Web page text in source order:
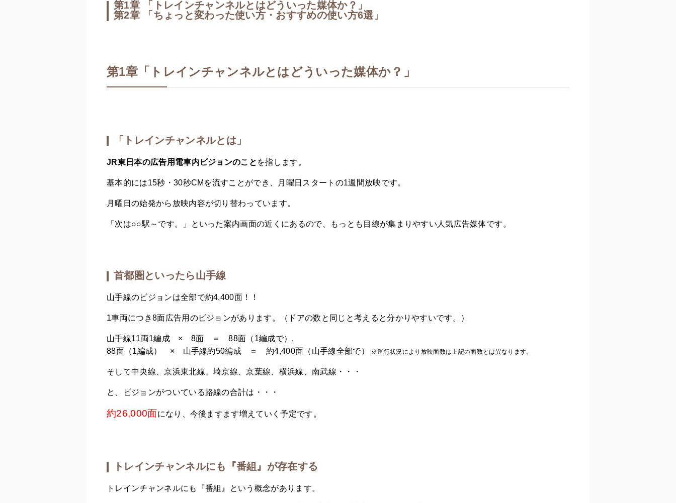
第1章 「トレインチャンネルとはどういった媒体か？」
第2章 「ちょっと変わった使い方・おすすめの使い方6選」
第1章「トレインチャンネルとはどういった媒体か？」
「トレインチャンネルとは」
JR東日本の広告用電車内ビジョンのこと を指します。
基本的には15秒・30秒CMを流すことができ、月曜日スタートの1週間放映です。
月曜日の始発から放映内容が切り替わっています。
「次は○○駅～です。」といった案内画面の近くにあるので、もっとも目線が集まりやすい人気広告媒体です。
首都圏といったら山手線
山手線のビジョンは全部で約4,400面！！
1車両につき8面広告用のビジョンがあります。（ドアの数と同じと考えると分かりやすいです。）
山手線11両1編成 × 8面 ＝ 88面（1編成で）,
88面（1編成） × 山手線約50編成 ＝ 約4,400面（山手線全部で）
※運行状況により放映面数は上記の面数とは異なります。
そして中央線、京浜東北線、埼京線、京葉線、横浜線、南武線・・・
と、ビジョンがついている路線の合計は・・・
約26,000面 になり、今後ますます増えていく予定です。
トレインチャンネルにも『番組』が存在する
トレインチャンネルにも『番組』という概念があります。